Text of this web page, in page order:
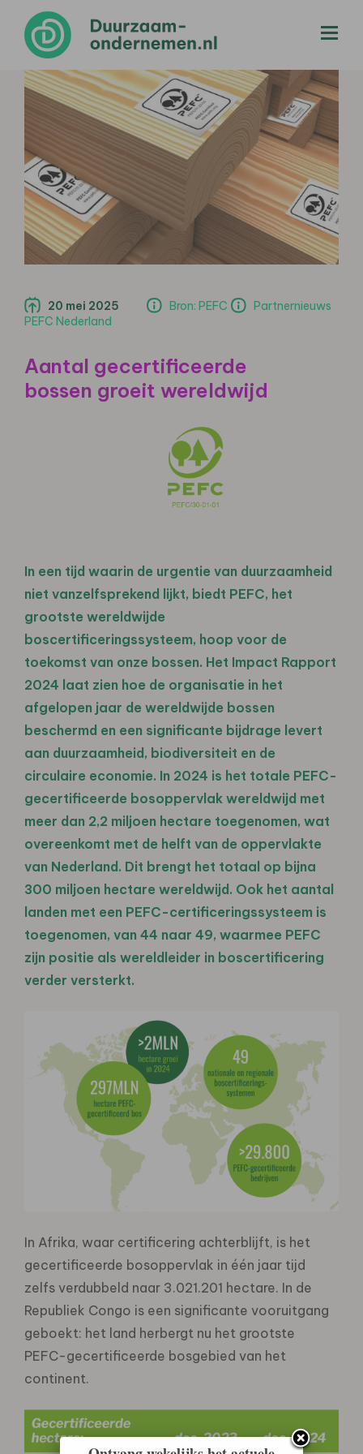
20 mei 2025 Bron: PEFC
Partnernieuws
PEFC Nederland
Aantal gecertificeerde
bossen groeit wereldwijd
In een tijd waarin de urgentie van duurzaamheid
niet vanzelfsprekend lijkt, biedt PEFC, het
grootste wereldwijde
boscertificeringssysteem, hoop voor de
toekomst van onze bossen. Het Impact Rapport
2024 laat zien hoe de organisatie in het
afgelopen jaar de wereldwijde bossen
beschermd en een significante bijdrage levert
aan duurzaamheid, biodiversiteit en de
circulaire economie. In 2024 is het totale PEFC-
gecertificeerde bosoppervlak wereldwijd met
meer dan 2,2 miljoen hectare toegenomen, wat
overeenkomt met de helft van de oppervlakte
van Nederland. Dit brengt het totaal op bijna
300 miljoen hectare wereldwijd. Ook het aantal
landen met een PEFC-certificeringssysteem is
toegenomen, van 44 naar 49, waarmee PEFC
zijn positie als wereldleider in boscertificering
verder versterkt.
In Afrika, waar certificering achterblijft, is het
gecertificeerde bosoppervlak in één jaar tijd
zelfs verdubbeld naar 3.021.201 hectare. In de
Republiek Congo is een significante vooruitgang
geboekt: het land herbergt nu het grootste
PEFC-gecertificeerde bosgebied van het
continent.